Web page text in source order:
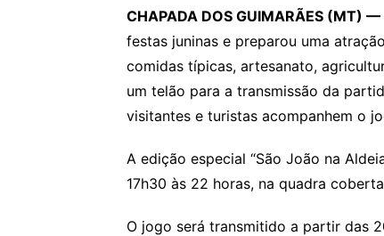
CHAPADA DOS GUIMARÃES (MT) —
festas juninas e preparou uma
comidas típicas, artesanato,
um telão para a transmissão da
visitantes e turistas acompanhem o
A edição especial “São João na
17h30 às 22 horas, na quadra
O jogo será transmitido a partir das